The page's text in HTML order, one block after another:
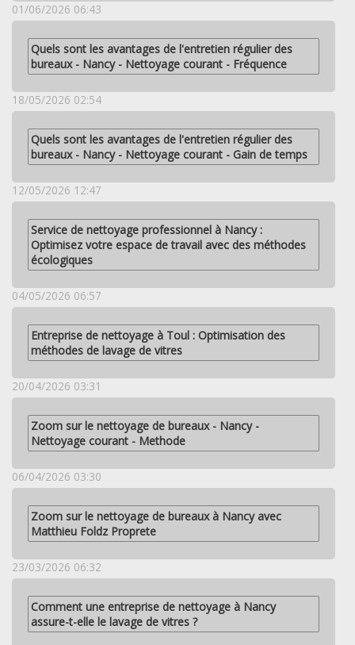
01/06/2026 06:43
Quels sont les avantages de l'entretien régulier des
bureaux - Nancy - Nettoyage courant - Fréquence
18/05/2026 02:54
Quels sont les avantages de l'entretien régulier des
bureaux - Nancy - Nettoyage courant - Gain de temps
12/05/2026 12:47
Service de nettoyage professionnel à Nancy :
Optimisez votre espace de travail avec des méthodes
écologiques
04/05/2026 06:57
Entreprise de nettoyage à Toul : Optimisation des
méthodes de lavage de vitres
20/04/2026 03:31
Zoom sur le nettoyage de bureaux - Nancy -
Nettoyage courant - Methode
06/04/2026 03:30
Zoom sur le nettoyage de bureaux à Nancy avec
Matthieu Foldz Proprete
23/03/2026 06:32
Comment une entreprise de nettoyage à Nancy
assure-t-elle le lavage de vitres ?